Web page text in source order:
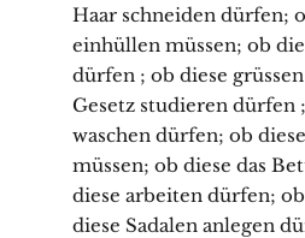
Haar schneiden dürfen;
einhüllen müssen; ob
dürfen ; ob diese
Gesetz studieren dürfen
waschen dürfen; ob
müssen; ob diese das
diese arbeiten dürfen;
diese Sadalen anlegen